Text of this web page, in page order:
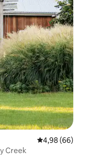
4,98 de uma
4,98 (66)
Creek